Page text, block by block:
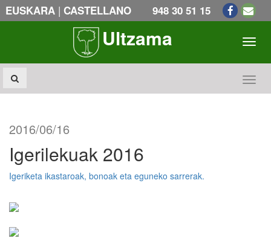
EUSKARA | CASTELLANO 948 30 51 15
Ultzama
2016/06/16
Igerilekuak 2016
Igeriketa ikastaroak, bonoak eta eguneko sarrerak.